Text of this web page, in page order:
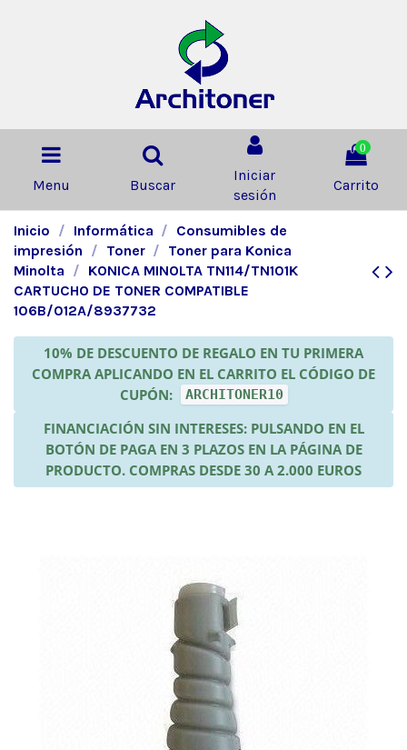
Menu Buscar
Iniciar
sesión
0
Carrito
Inicio Informática
Consumibles de
impresión
Toner
Toner para Konica
Minolta
KONICA MINOLTA TN114/TN101K
CARTUCHO DE TONER COMPATIBLE
106B/012A/8937732
10% DE DESCUENTO DE REGALO EN TU PRIMERA
COMPRA APLICANDO EN EL CARRITO EL CÓDIGO DE
CUPÓN:
ARCHITONER10
FINANCIACIÓN SIN INTERESES: PULSANDO EN EL
BOTÓN DE PAGA EN 3 PLAZOS EN LA PÁGINA DE
PRODUCTO. COMPRAS DESDE 30 A 2.000 EUROS